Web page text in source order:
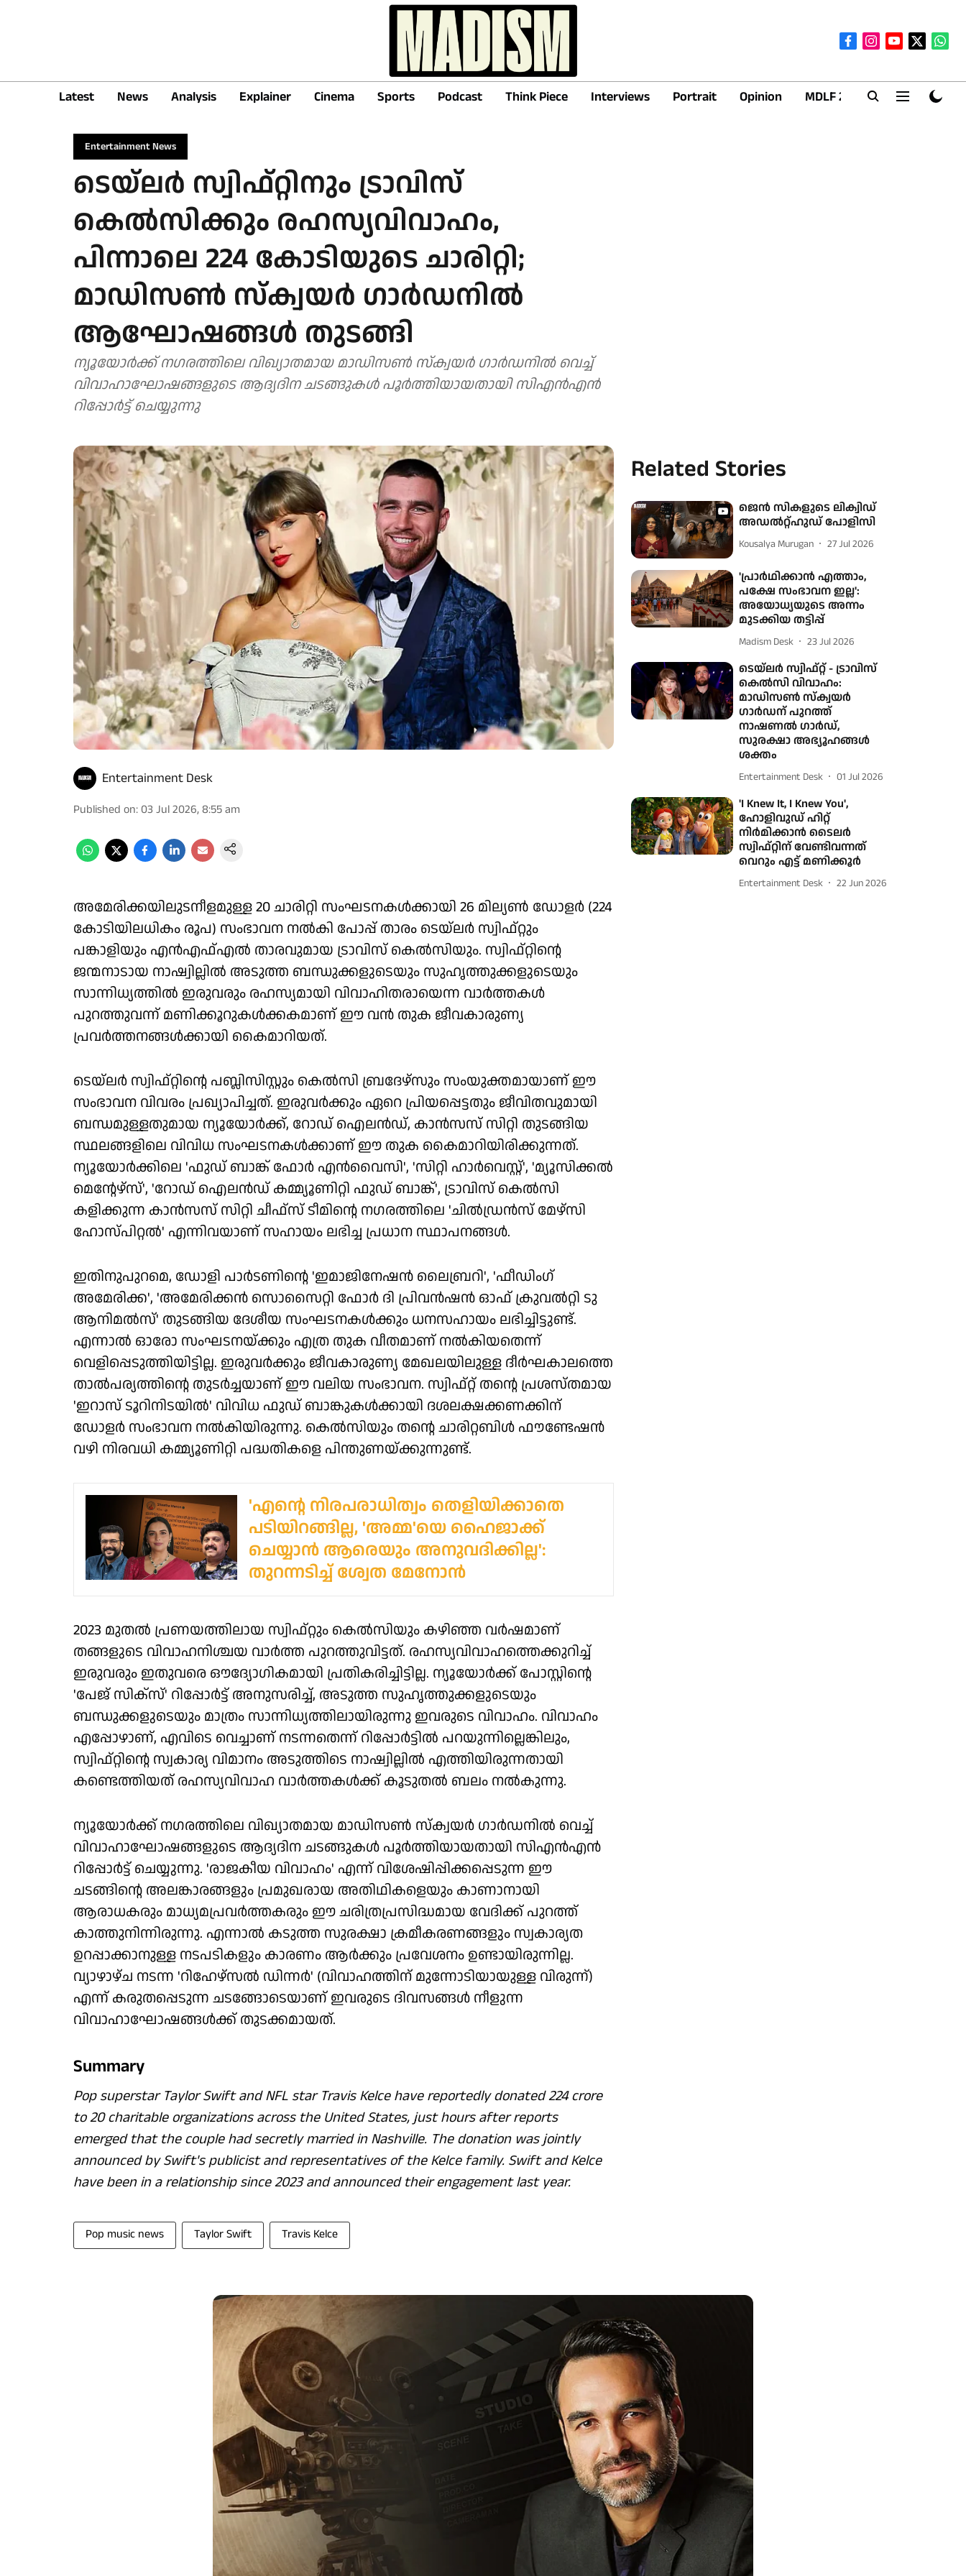
Latest News Analysis Explainer Cinema Sports Podcast Think Piece Interviews Portrait Opinion MDLF 2026
Entertainment News
ടെയ്‌ലര്‍ സ്വിഫ്റ്റിനും ട്രാവിസ്
കെല്‍സിക്കും രഹസ്യവിവാഹം,
പിന്നാലെ 224 കോടിയുടെ ചാരിറ്റി;
മാഡിസണ്‍ സ്‌ക്വയര്‍ ഗാര്‍ഡനില്‍
ആഘോഷങ്ങള്‍ തുടങ്ങി
ന്യൂയോര്‍ക്ക് നഗരത്തിലെ വിഖ്യാതമായ മാഡിസണ്‍ സ്‌ക്വയര്‍ ഗാര്‍ഡനില്‍ വെച്ച്
വിവാഹാഘോഷങ്ങളുടെ ആദ്യദിന ചടങ്ങുകള്‍ പൂര്‍ത്തിയായതായി സിഎന്‍എന്‍
റിപ്പോര്‍ട്ട് ചെയ്യുന്നു
Entertainment Desk
Published on: 03 Jul 2026, 8:55 am
അമേരിക്കയിലുടനീളമുള്ള 20 ചാരിറ്റി സംഘടനകള്‍ക്കായി 26 മില്യണ്‍ ഡോളര്‍ (224
കോടിയിലധികം രൂപ) സംഭാവന നല്‍കി പോപ്പ് താരം ടെയ്‌ലര്‍ സ്വിഫ്റ്റും
പങ്കാളിയും എന്‍എഫ്എല്‍ താരവുമായ ട്രാവിസ് കെല്‍സിയും. സ്വിഫ്റ്റിന്റെ
ജന്മനാടായ നാഷ്വില്ലില്‍ അടുത്ത ബന്ധുക്കളുടെയും സുഹൃത്തുക്കളുടെയും
സാന്നിധ്യത്തില്‍ ഇരുവരും രഹസ്യമായി വിവാഹിതരായെന്ന വാര്‍ത്തകള്‍
പുറത്തുവന്ന് മണിക്കൂറുകള്‍ക്കകമാണ് ഈ വന്‍ തുക ജീവകാരുണ്യ
പ്രവര്‍ത്തനങ്ങള്‍ക്കായി കൈമാറിയത്.
ടെയ്‌ലര്‍ സ്വിഫ്റ്റിന്റെ പബ്ലിസിസ്റ്റും കെല്‍സി ബ്രദേഴ്‌സും സംയുക്തമായാണ് ഈ
സംഭാവന വിവരം പ്രഖ്യാപിച്ചത്. ഇരുവര്‍ക്കും ഏറെ പ്രിയപ്പെട്ടതും ജീവിതവുമായി
ബന്ധമുള്ളതുമായ ന്യൂയോര്‍ക്ക്, റോഡ് ഐലന്‍ഡ്, കാന്‍സസ് സിറ്റി തുടങ്ങിയ
സ്ഥലങ്ങളിലെ വിവിധ സംഘടനകള്‍ക്കാണ് ഈ തുക കൈമാറിയിരിക്കുന്നത്.
ന്യൂയോര്‍ക്കിലെ 'ഫുഡ് ബാങ്ക് ഫോര്‍ എന്‍വൈസി', 'സിറ്റി ഹാര്‍വെസ്റ്റ്', 'മ്യൂസിക്കല്‍
മെന്റേഴ്‌സ്', 'റോഡ് ഐലന്‍ഡ് കമ്മ്യൂണിറ്റി ഫുഡ് ബാങ്ക്', ട്രാവിസ് കെല്‍സി
കളിക്കുന്ന കാന്‍സസ് സിറ്റി ചീഫ്‌സ് ടീമിന്റെ നഗരത്തിലെ 'ചില്‍ഡ്രന്‍സ് മേഴ്‌സി
ഹോസ്പിറ്റല്‍' എന്നിവയാണ് സഹായം ലഭിച്ച പ്രധാന സ്ഥാപനങ്ങള്‍.
ഇതിനുപുറമെ, ഡോളി പാര്‍ടണിന്റെ 'ഇമാജിനേഷന്‍ ലൈബ്രറി', 'ഫീഡിംഗ്
അമേരിക്ക', 'അമേരിക്കന്‍ സൊസൈറ്റി ഫോര്‍ ദി പ്രിവന്‍ഷന്‍ ഓഫ് ക്രുവല്‍റ്റി ടു
ആനിമല്‍സ്' തുടങ്ങിയ ദേശീയ സംഘടനകള്‍ക്കും ധനസഹായം ലഭിച്ചിട്ടുണ്ട്.
എന്നാല്‍ ഓരോ സംഘടനയ്ക്കും എത്ര തുക വീതമാണ് നല്‍കിയതെന്ന്
വെളിപ്പെടുത്തിയിട്ടില്ല. ഇരുവര്‍ക്കും ജീവകാരുണ്യ മേഖലയിലുള്ള ദീര്‍ഘകാലത്തെ
താല്‍പര്യത്തിന്റെ തുടര്‍ച്ചയാണ് ഈ വലിയ സംഭാവന. സ്വിഫ്റ്റ് തന്റെ പ്രശസ്തമായ
'ഇറാസ് ടൂറിനിടയില്‍' വിവിധ ഫുഡ് ബാങ്കുകള്‍ക്കായി ദശലക്ഷക്കണക്കിന്
ഡോളര്‍ സംഭാവന നല്‍കിയിരുന്നു. കെല്‍സിയും തന്റെ ചാരിറ്റബിള്‍ ഫൗണ്ടേഷന്‍
വഴി നിരവധി കമ്മ്യൂണിറ്റി പദ്ധതികളെ പിന്തുണയ്ക്കുന്നുണ്ട്.
'എന്റെ നിരപരാധിത്വം തെളിയിക്കാതെ
പടിയിറങ്ങില്ല, 'അമ്മ'യെ ഹൈജാക്ക്
ചെയ്യാൻ ആരെയും അനുവദിക്കില്ല':
തുറന്നടിച്ച് ശ്വേത മേനോൻ
2023 മുതല്‍ പ്രണയത്തിലായ സ്വിഫ്റ്റും കെല്‍സിയും കഴിഞ്ഞ വര്‍ഷമാണ്
തങ്ങളുടെ വിവാഹനിശ്ചയ വാര്‍ത്ത പുറത്തുവിട്ടത്. രഹസ്യവിവാഹത്തെക്കുറിച്ച്
ഇരുവരും ഇതുവരെ ഔദ്യോഗികമായി പ്രതികരിച്ചിട്ടില്ല. ന്യൂയോര്‍ക്ക് പോസ്റ്റിന്റെ
'പേജ് സിക്‌സ്' റിപ്പോര്‍ട്ട് അനുസരിച്ച്, അടുത്ത സുഹൃത്തുക്കളുടെയും
ബന്ധുക്കളുടെയും മാത്രം സാന്നിധ്യത്തിലായിരുന്നു ഇവരുടെ വിവാഹം. വിവാഹം
എപ്പോഴാണ്, എവിടെ വെച്ചാണ് നടന്നതെന്ന് റിപ്പോര്‍ട്ടില്‍ പറയുന്നില്ലെങ്കിലും,
സ്വിഫ്റ്റിന്റെ സ്വകാര്യ വിമാനം അടുത്തിടെ നാഷ്വില്ലില്‍ എത്തിയിരുന്നതായി
കണ്ടെത്തിയത് രഹസ്യവിവാഹ വാര്‍ത്തകള്‍ക്ക് കൂടുതല്‍ ബലം നല്‍കുന്നു.
ന്യൂയോര്‍ക്ക് നഗരത്തിലെ വിഖ്യാതമായ മാഡിസണ്‍ സ്‌ക്വയര്‍ ഗാര്‍ഡനില്‍ വെച്ച്
വിവാഹാഘോഷങ്ങളുടെ ആദ്യദിന ചടങ്ങുകള്‍ പൂര്‍ത്തിയായതായി സിഎന്‍എന്‍
റിപ്പോര്‍ട്ട് ചെയ്യുന്നു. 'രാജകീയ വിവാഹം' എന്ന് വിശേഷിപ്പിക്കപ്പെടുന്ന ഈ
ചടങ്ങിന്റെ അലങ്കാരങ്ങളും പ്രമുഖരായ അതിഥികളെയും കാണാനായി
ആരാധകരും മാധ്യമപ്രവര്‍ത്തകരും ഈ ചരിത്രപ്രസിദ്ധമായ വേദിക്ക് പുറത്ത്
കാത്തുനിന്നിരുന്നു. എന്നാല്‍ കടുത്ത സുരക്ഷാ ക്രമീകരണങ്ങളും സ്വകാര്യത
ഉറപ്പാക്കാനുള്ള നടപടികളും കാരണം ആര്‍ക്കും പ്രവേശനം ഉണ്ടായിരുന്നില്ല.
വ്യാഴാഴ്ച നടന്ന 'റിഹേഴ്‌സല്‍ ഡിന്നര്‍' (വിവാഹത്തിന് മുന്നോടിയായുള്ള വിരുന്ന്)
എന്ന് കരുതപ്പെടുന്ന ചടങ്ങോടെയാണ് ഇവരുടെ ദിവസങ്ങള്‍ നീളുന്ന
വിവാഹാഘോഷങ്ങള്‍ക്ക് തുടക്കമായത്.
Summary
Pop superstar Taylor Swift and NFL star Travis Kelce have reportedly donated 224 crore
to 20 charitable organizations across the United States, just hours after reports
emerged that the couple had secretly married in Nashville. The donation was jointly
announced by Swift's publicist and representatives of the Kelce family. Swift and Kelce
have been in a relationship since 2023 and announced their engagement last year.
Pop music news Taylor Swift Travis Kelce
Related Stories
ജെൻ സികളുടെ ലിക്വിഡ്
അഡൽറ്റ്‌ഹുഡ് പോളിസി
Kousalya Murugan 27 Jul 2026
'പ്രാർഥിക്കാൻ എത്താം,
പക്ഷേ സംഭാവന ഇല്ല':
അയോധ്യയുടെ അന്നം
മുടക്കിയ തട്ടിപ്പ്
Madism Desk 23 Jul 2026
ടെയ്‌ലർ സ്വിഫ്റ്റ് - ട്രാവിസ്
കെൽസി വിവാഹം:
മാഡിസൺ സ്ക്വയർ
ഗാർഡന് പുറത്ത്
നാഷണൽ ഗാർഡ്,
സുരക്ഷാ അഭ്യൂഹങ്ങൾ
ശക്തം
Entertainment Desk 01 Jul 2026
'I Knew It, I Knew You',
ഹോളിവുഡ് ഹിറ്റ്
നിർമിക്കാൻ ടൈലർ
സ്വിഫ്റ്റിന് വേണ്ടിവന്നത്
വെറും എട്ട് മണിക്കൂർ
Entertainment Desk 22 Jun 2026